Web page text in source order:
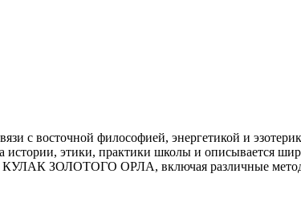
с восточной философией, энергетикой и
истории, этики, практики школы и описывается
КУЛАК ЗОЛОТОГО ОРЛА, включая различные